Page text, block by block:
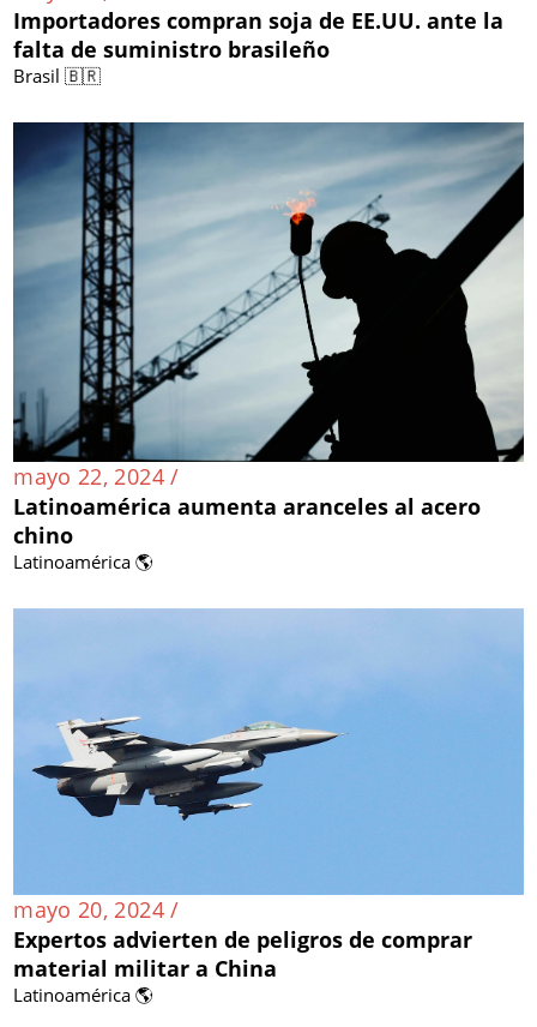
Importadores compran soja de EE.UU. ante la
falta de suministro brasileño
Brasil 🇧🇷
mayo 22, 2024 /
Latinoamérica aumenta aranceles al acero
chino
Latinoamérica 🌎
mayo 20, 2024 /
Expertos advierten de peligros de comprar
material militar a China
Latinoamérica 🌎